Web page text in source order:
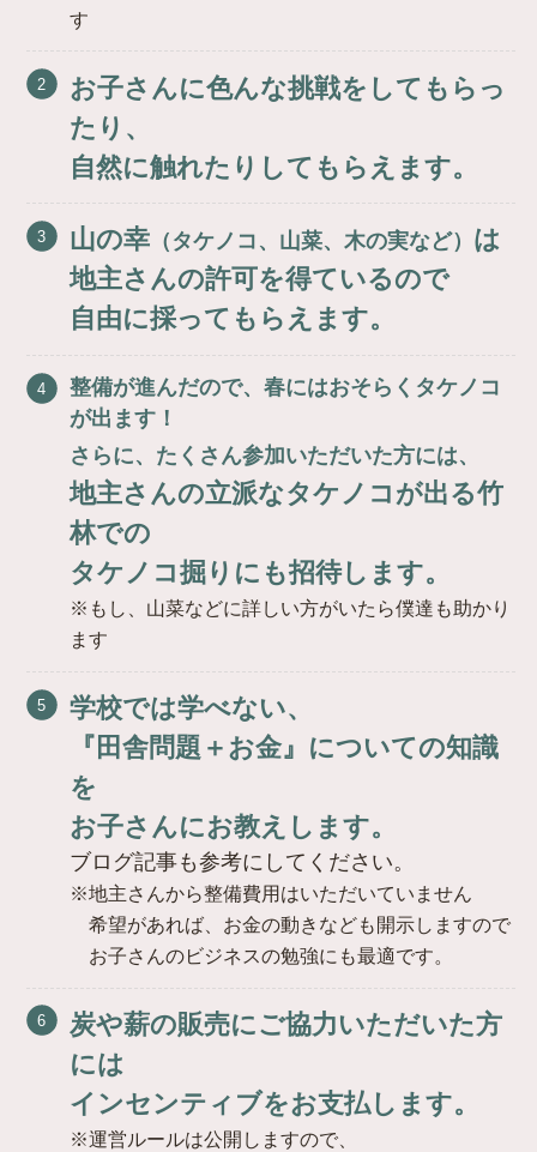
す
お子さんに色んな挑戦をしてもらっ
たり、
自然に触れたりしてもらえます。
山の幸 （タケノコ、山菜、木の実など） は
地主さんの許可を得ているので
自由に採ってもらえます。
整備が進んだので、春にはおそらくタケノコ
が出ます！
さらに、たくさん参加いただいた方には、
地主さんの立派なタケノコが出る竹
林での
タケノコ掘りにも招待します。
※もし、山菜などに詳しい方がいたら僕達も助かり
ます
学校では学べない、
『田舎問題＋お金』についての知識
を
お子さんにお教えします。
ブログ記事も参考にしてください。
※地主さんから整備費用はいただいていません
希望があれば、お金の動きなども開示しますので
お子さんのビジネスの勉強にも最適です。
炭や薪の販売にご協力いただいた方
には
インセンティブをお支払します。
※運営ルールは公開しますので、